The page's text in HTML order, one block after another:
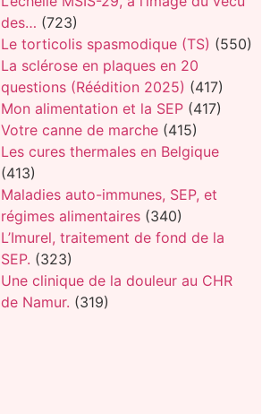
des… (723)
Le torticolis spasmodique (TS) (550)
La sclérose en plaques en 20
questions (Réédition 2025) (417)
Mon alimentation et la SEP (417)
Votre canne de marche (415)
Les cures thermales en Belgique
(413)
Maladies auto-immunes, SEP, et
régimes alimentaires (340)
L’Imurel, traitement de fond de la
SEP. (323)
Une clinique de la douleur au CHR
de Namur. (319)